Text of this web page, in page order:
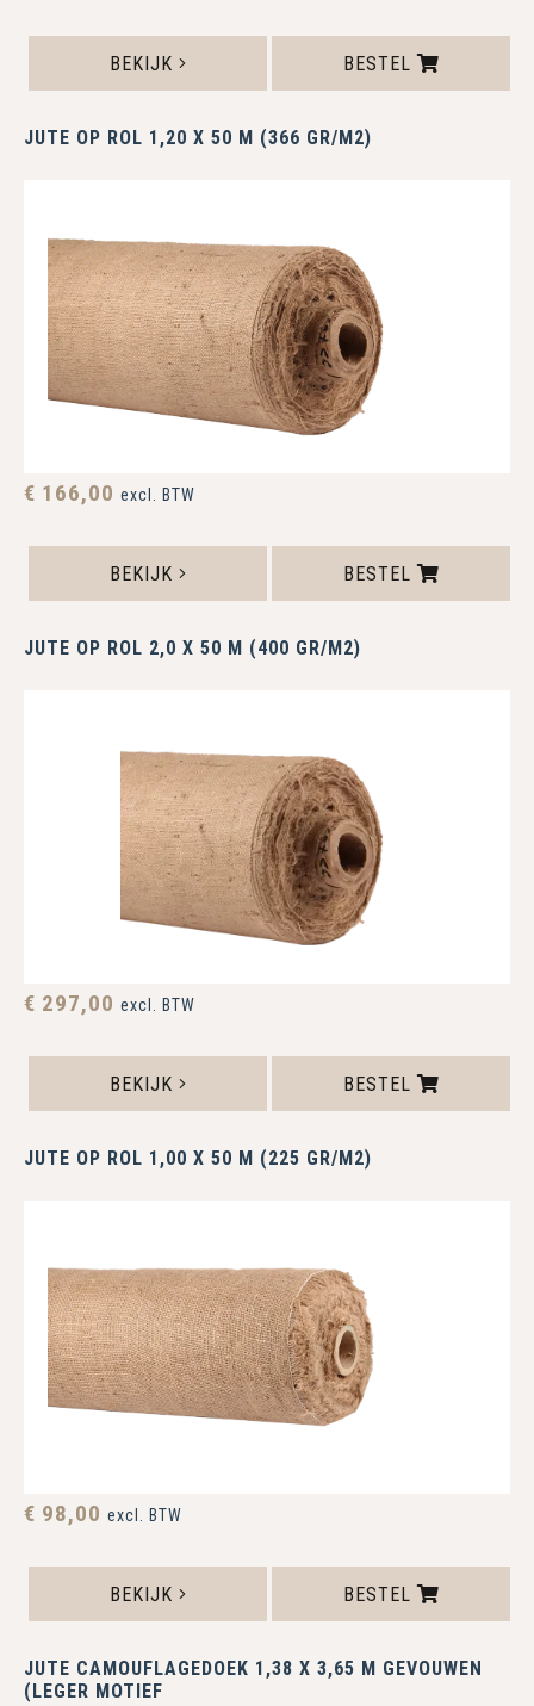
BEKIJK BESTEL
JUTE OP ROL 1,20 X 50 M (366 GR/M2)
€ 166,00 excl. BTW
BEKIJK BESTEL
JUTE OP ROL 2,0 X 50 M (400 GR/M2)
€ 297,00 excl. BTW
BEKIJK BESTEL
JUTE OP ROL 1,00 X 50 M (225 GR/M2)
€ 98,00 excl. BTW
BEKIJK BESTEL
JUTE CAMOUFLAGEDOEK 1,38 X 3,65 M GEVOUWEN
(LEGER MOTIEF